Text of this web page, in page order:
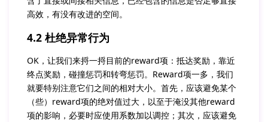
高效，有没有改进的空间。
4.2 杜绝异常行为
OK，让我们来捋一捋目前的reward项：抵达奖励，靠近
终点奖励，碰撞惩罚和转弯惩罚。Reward项一多，我们
就要特别注意它们之间的相对大小。首先，应该避免某个
（些）reward项的绝对值过大，以至于淹没其他reward
项的影响，必要时应使用系数加以调控；其次，应该避免